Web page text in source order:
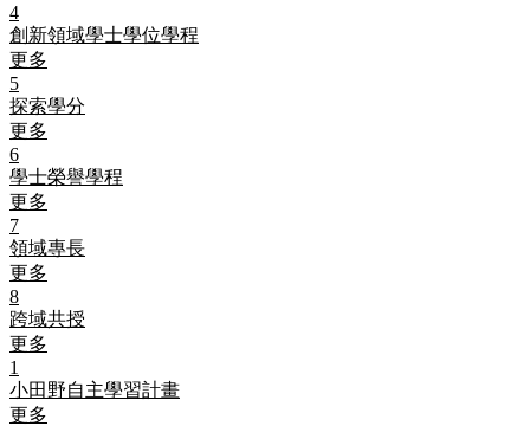
4
創新領域學士學位學程
更多
5
探索學分
更多
6
學士榮譽學程
更多
7
領域專長
更多
8
跨域共授
更多
1
小田野自主學習計畫
更多